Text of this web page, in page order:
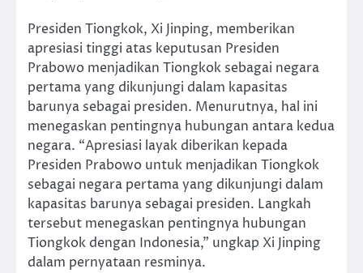
Presiden Tiongkok, Xi Jinping, memberikan
apresiasi tinggi atas keputusan Presiden
Prabowo menjadikan Tiongkok sebagai negara
pertama yang dikunjungi dalam kapasitas
barunya sebagai presiden. Menurutnya, hal ini
menegaskan pentingnya hubungan antara kedua
negara. “Apresiasi layak diberikan kepada
Presiden Prabowo untuk menjadikan Tiongkok
sebagai negara pertama yang dikunjungi dalam
kapasitas barunya sebagai presiden. Langkah
tersebut menegaskan pentingnya hubungan
Tiongkok dengan Indonesia,” ungkap Xi Jinping
dalam pernyataan resminya.